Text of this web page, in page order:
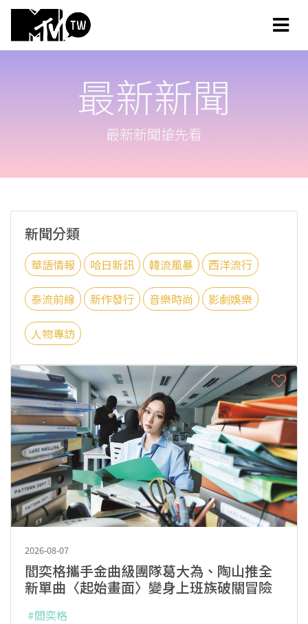
最新新聞
最新新聞搶先看
新聞分類
華語情報 哈日新訊 韓流風暴 西洋流行
泰流前線 新作發行 音樂時尚 影劇娛樂
人物專訪
2026-08-07
閻奕格攜手金曲級團隊葛大為、陶山推全
新單曲〈起始畫面〉變身上班族破關冒險
#閻奕格